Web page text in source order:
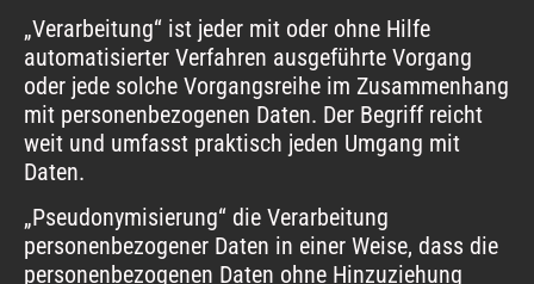
„Verarbeitung“ ist jeder mit oder ohne Hilfe
automatisierter Verfahren ausgeführte Vorgang
oder jede solche Vorgangsreihe im Zusammenhang
mit personenbezogenen Daten. Der Begriff reicht
weit und umfasst praktisch jeden Umgang mit
Daten.
„Pseudonymisierung“ die Verarbeitung
personenbezogener Daten in einer Weise, dass die
personenbezogenen Daten ohne Hinzuziehung